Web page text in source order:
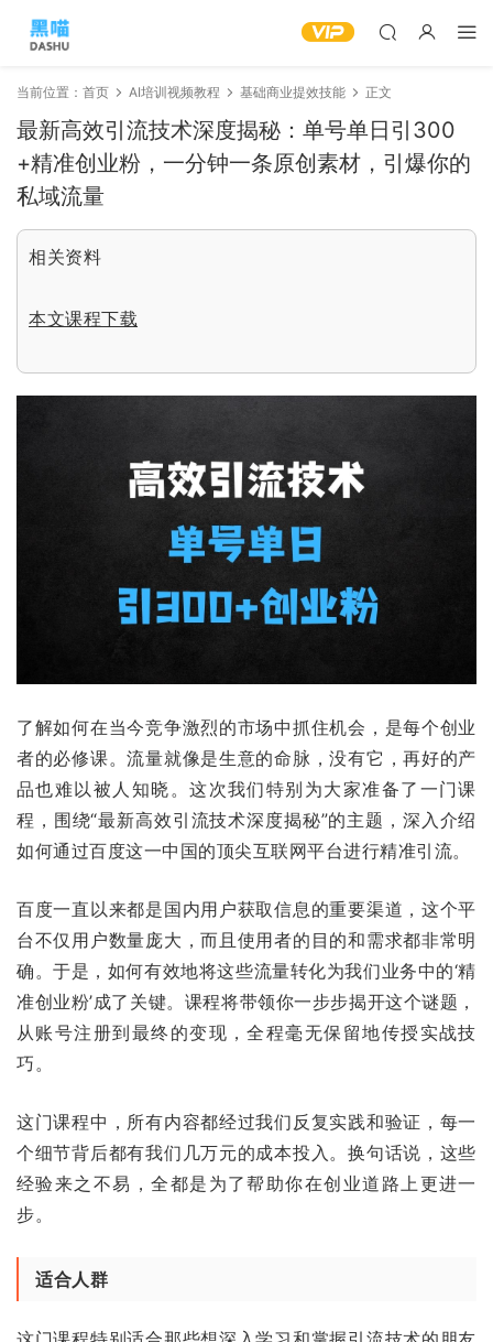
当前位置： 首页 AI培训视频教程 基础商业提效技能 正文
最新高效引流技术深度揭秘：单号单日引300
+精准创业粉，一分钟一条原创素材，引爆你的
私域流量
相关资料
本文课程下载
了解如何在当今竞争激烈的市场中抓住机会，是每个创业
者的必修课。流量就像是生意的命脉，没有它，再好的产
品也难以被人知晓。这次我们特别为大家准备了一门课
程，围绕“最新高效引流技术深度揭秘”的主题，深入介绍
如何通过百度这一中国的顶尖互联网平台进行精准引流。
百度一直以来都是国内用户获取信息的重要渠道，这个平
台不仅用户数量庞大，而且使用者的目的和需求都非常明
确。于是，如何有效地将这些流量转化为我们业务中的‘精
准创业粉’成了关键。课程将带领你一步步揭开这个谜题，
从账号注册到最终的变现，全程毫无保留地传授实战技
巧。
这门课程中，所有内容都经过我们反复实践和验证，每一
个细节背后都有我们几万元的成本投入。换句话说，这些
经验来之不易，全都是为了帮助你在创业道路上更进一
步。
适合人群